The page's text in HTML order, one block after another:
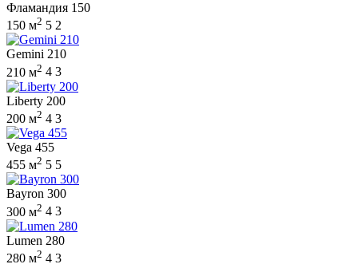
Фламандия 150
150 м2 5 2
Gemini 210
210 м2 4 3
Liberty 200
200 м2 4 3
Vega 455
455 м2 5 5
Bayron 300
300 м2 4 3
Lumen 280
280 м2 4 3